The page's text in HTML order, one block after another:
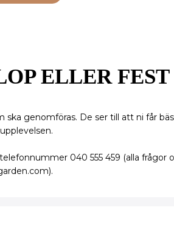
ELLER FEST
genomföras. De ser till att ni får
040 555 459 (alla frågor